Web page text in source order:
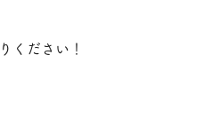
ください！